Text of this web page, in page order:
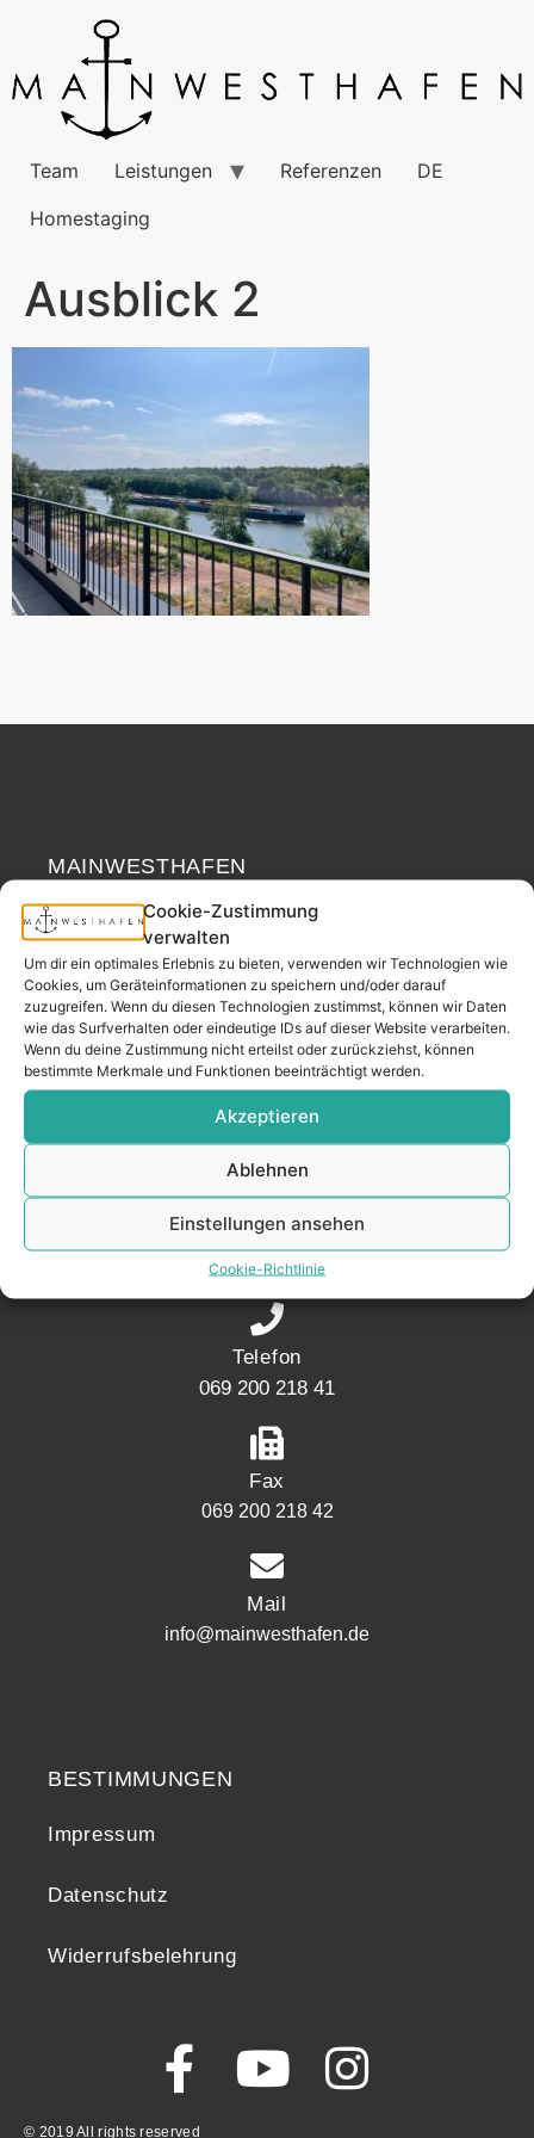
Cookie-Zustimmung
verwalten
Um dir ein optimales Erlebnis zu bieten, verwenden wir Technologien wie
Cookies, um Geräteinformationen zu speichern und/oder darauf
zuzugreifen. Wenn du diesen Technologien zustimmst, können wir Daten
wie das Surfverhalten oder eindeutige IDs auf dieser Website verarbeiten.
Wenn du deine Zustimmung nicht erteilst oder zurückziehst, können
bestimmte Merkmale und Funktionen beeinträchtigt werden.
Akzeptieren
Ablehnen
Einstellungen ansehen
Cookie-Richtlinie
Team Leistungen Referenzen
DE
Homestaging
Ausblick 2
MAINWESTHAFEN
IMMOBILIEN
Ihr Immobilienpartner
aus der
Nachbarschaft.
– seit 2017.
Widerrufsrecht
Adresse
Mainwesthafen Immobilien Speicherstraße 5
60327 Frankfurt
Telefon
069 200 218 41
Fax
069 200 218 42
Mail
info@mainwesthafen.de
BESTIMMUNGEN
Impressum
Datenschutz
Widerrufsbelehrung
© 2019 All rights reserved